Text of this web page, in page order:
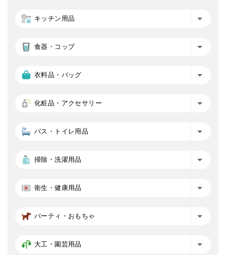
キッチン用品
食器・コップ
衣料品・バッグ
化粧品・アクセサリー
バス・トイレ用品
掃除・洗濯用品
衛生・健康用品
パーティ・おもちゃ
大工・園芸用品